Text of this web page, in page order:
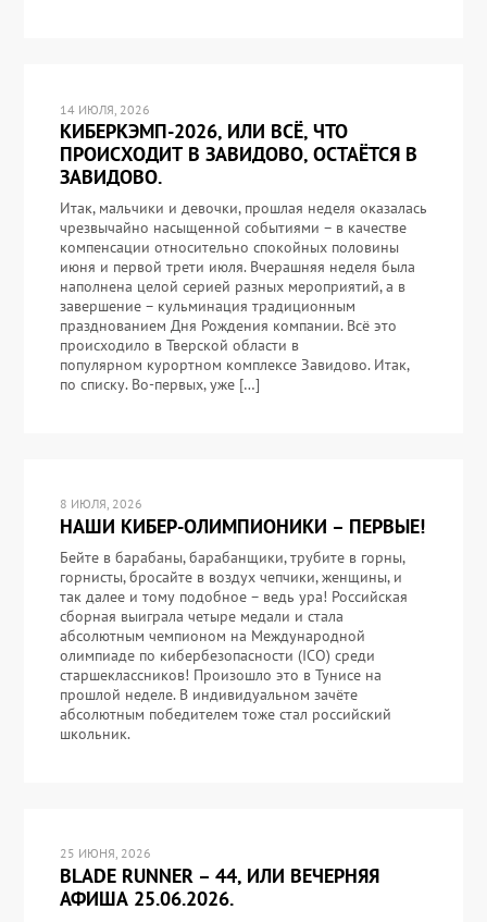
14 ИЮЛЯ, 2026
КИБЕРКЭМП-2026, ИЛИ ВСЁ, ЧТО
ПРОИСХОДИТ В ЗАВИДОВО, ОСТАЁТСЯ В
ЗАВИДОВО.
Итак, мальчики и девочки, прошлая неделя оказалась
чрезвычайно насыщенной событиями – в качестве
компенсации относительно спокойных половины
июня и первой трети июля. Вчерашняя неделя была
наполнена целой серией разных мероприятий, а в
завершение – кульминация традиционным
празднованием Дня Рождения компании. Всё это
происходило в Тверской области в
популярном курортном комплексе Завидово. Итак,
по списку. Во-первых, уже […]
8 ИЮЛЯ, 2026
НАШИ КИБЕР-ОЛИМПИОНИКИ – ПЕРВЫЕ!
Бейте в барабаны, барабанщики, трубите в горны,
горнисты, бросайте в воздух чепчики, женщины, и
так далее и тому подобное – ведь ура! Российская
сборная выиграла четыре медали и стала
абсолютным чемпионом на Международной
олимпиаде по кибербезопасности (ICO) среди
старшеклассников! Произошло это в Тунисе на
прошлой неделе. В индивидуальном зачёте
абсолютным победителем тоже стал российский
школьник.
25 ИЮНЯ, 2026
BLADE RUNNER – 44, ИЛИ ВЕЧЕРНЯЯ
АФИША 25.06.2026.